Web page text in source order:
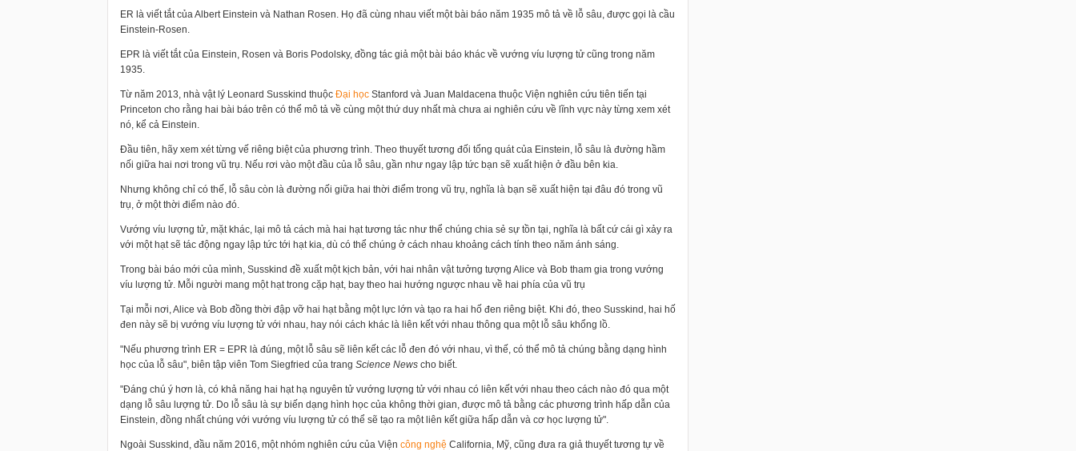
ER là viết tắt của Albert Einstein và Nathan Rosen. Họ đã cùng nhau viết một bài báo năm 1935 mô tả về lỗ sâu, được gọi là cầu
Einstein-Rosen.
EPR là viết tắt của Einstein, Rosen và Boris Podolsky, đồng tác giả một bài báo khác về vướng víu lượng tử cũng trong năm
1935.
Từ năm 2013, nhà vật lý Leonard Susskind thuộc Đại học Stanford và Juan Maldacena thuộc Viện nghiên cứu tiên tiến tại
Princeton cho rằng hai bài báo trên có thể mô tả về cùng một thứ duy nhất mà chưa ai nghiên cứu về lĩnh vực này từng xem xét
nó, kể cả Einstein.
Đầu tiên, hãy xem xét từng vế riêng biệt của phương trình. Theo thuyết tương đối tổng quát của Einstein, lỗ sâu là đường hầm
nối giữa hai nơi trong vũ trụ. Nếu rơi vào một đầu của lỗ sâu, gần như ngay lập tức bạn sẽ xuất hiện ở đầu bên kia.
Nhưng không chỉ có thế, lỗ sâu còn là đường nối giữa hai thời điểm trong vũ trụ, nghĩa là bạn sẽ xuất hiện tại đâu đó trong vũ
trụ, ở một thời điểm nào đó.
Vướng víu lượng tử, mặt khác, lại mô tả cách mà hai hạt tương tác như thể chúng chia sẻ sự tồn tại, nghĩa là bất cứ cái gì xảy ra
với một hạt sẽ tác động ngay lập tức tới hạt kia, dù có thể chúng ở cách nhau khoảng cách tính theo năm ánh sáng.
Trong bài báo mới của mình, Susskind đề xuất một kịch bản, với hai nhân vật tưởng tượng Alice và Bob tham gia trong vướng
víu lượng tử. Mỗi người mang một hạt trong cặp hạt, bay theo hai hướng ngược nhau về hai phía của vũ trụ
Tại mỗi nơi, Alice và Bob đồng thời đập vỡ hai hạt bằng một lực lớn và tạo ra hai hố đen riêng biệt. Khi đó, theo Susskind, hai hố
đen này sẽ bị vướng víu lượng tử với nhau, hay nói cách khác là liên kết với nhau thông qua một lỗ sâu khổng lồ.
"Nếu phương trình ER = EPR là đúng, một lỗ sâu sẽ liên kết các lỗ đen đó với nhau, vì thế, có thể mô tả chúng bằng dạng hình
học của lỗ sâu", biên tập viên Tom Siegfried của trang Science News cho biết.
"Đáng chú ý hơn là, có khả năng hai hạt hạ nguyên tử vướng lượng tử với nhau có liên kết với nhau theo cách nào đó qua một
dạng lỗ sâu lượng tử. Do lỗ sâu là sự biến dạng hình học của không thời gian, được mô tả bằng các phương trình hấp dẫn của
Einstein, đồng nhất chúng với vướng víu lượng tử có thể sẽ tạo ra một liên kết giữa hấp dẫn và cơ học lượng tử".
Ngoài Susskind, đầu năm 2016, một nhóm nghiên cứu của Viện công nghệ California, Mỹ, cũng đưa ra giả thuyết tương tự về